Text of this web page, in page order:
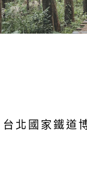
台北國家鐵道